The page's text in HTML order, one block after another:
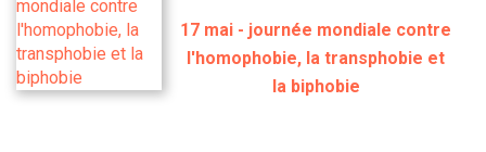
17 mai - journée mondiale contre
l'homophobie, la transphobie et
la biphobie